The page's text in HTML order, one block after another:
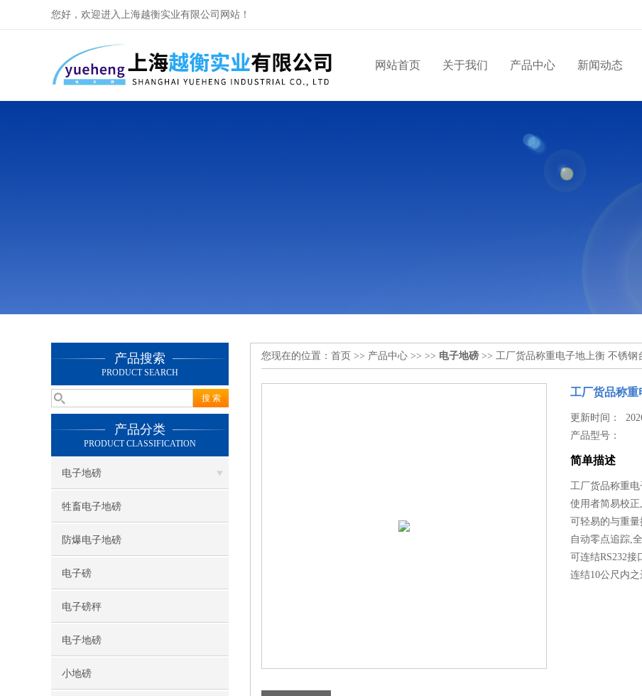
您好，欢迎进入上海越衡实业有限公司网站！
网站首页 关于我们 产品中心 新闻动态
产品搜索
PRODUCT SEARCH
产品分类
PRODUCT CLASSIFICATION
电子地磅
牲畜电子地磅
防爆电子地磅
电子磅
电子磅秤
电子地磅
小地磅
您现在的位置： 首页 >> 产品中心 >> >> 电子地磅 >> 工厂货品称重电子地上衡 不锈钢
工厂货品称重
更新时间：
产品型号：
简单描述
工厂货品称重
使用者简易校正
可轻易的与重量
自动零点追踪,
可连结RS232接
连结10公尺内之